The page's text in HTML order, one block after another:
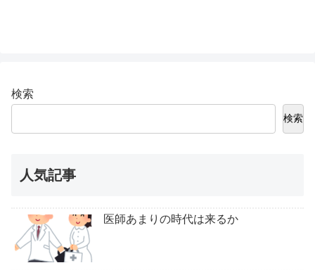
検索
検索
人気記事
医師あまりの時代は来るか